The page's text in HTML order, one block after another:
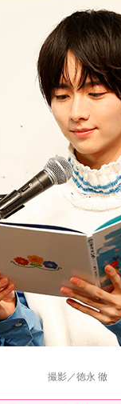
撮影／徳永 徹